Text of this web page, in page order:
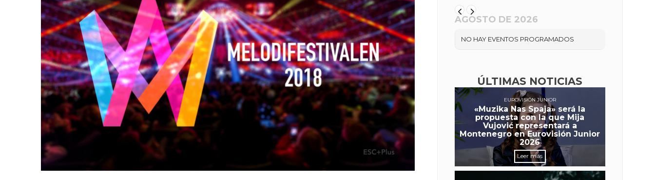
AGOSTO DE 2026
NO HAY EVENTOS PROGRAMADOS
ÚLTIMAS NOTICIAS
EUROVISIÓN JUNIOR
«Muzika Nas Spaja» será la
propuesta con la que Mija
Vujović representará a
Montenegro en Eurovisión Junior
2026
Leer más